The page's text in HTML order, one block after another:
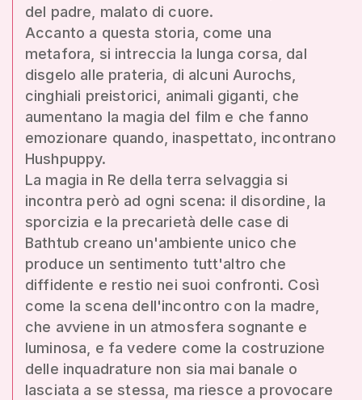
del padre, malato di cuore.
Accanto a questa storia, come una
metafora, si intreccia la lunga corsa, dal
disgelo alle prateria, di alcuni Aurochs,
cinghiali preistorici, animali giganti, che
aumentano la magia del film e che fanno
emozionare quando, inaspettato, incontrano
Hushpuppy.
La magia in Re della terra selvaggia si
incontra però ad ogni scena: il disordine, la
sporcizia e la precarietà delle case di
Bathtub creano un'ambiente unico che
produce un sentimento tutt'altro che
diffidente e restio nei suoi confronti. Così
come la scena dell'incontro con la madre,
che avviene in un atmosfera sognante e
luminosa, e fa vedere come la costruzione
delle inquadrature non sia mai banale o
lasciata a se stessa, ma riesce a provocare